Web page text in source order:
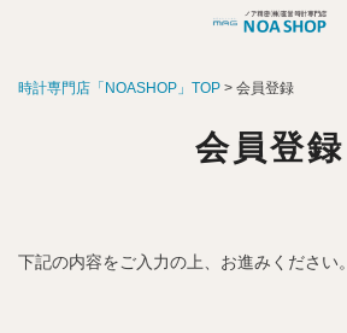
時計専門店「NOASHOP」TOP 会員登録
会員登録
下記の内容をご入力の上、お進みください。